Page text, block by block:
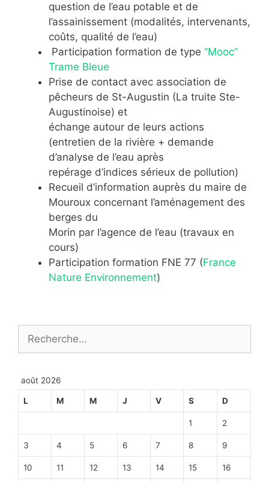
question de l’eau potable et de
l’assainissement (modalités, intervenants,
coûts, qualité de l’eau)
Participation formation de type “Mooc”
Trame Bleue
Prise de contact avec association de
pêcheurs de St-Augustin (La truite Ste-
Augustinoise) et
échange autour de leurs actions
(entretien de la rivière + demande
d’analyse de l’eau après
repérage d’indices sérieux de pollution)
Recueil d’information auprès du maire de
Mouroux concernant l’aménagement des
berges du
Morin par l’agence de l’eau (travaux en
cours)
Participation formation FNE 77 (France
Nature Environnement)
août 2026
L M M J V S D
1 2
3 4 5 6 7 8 9
10 11 12 13 14 15 16